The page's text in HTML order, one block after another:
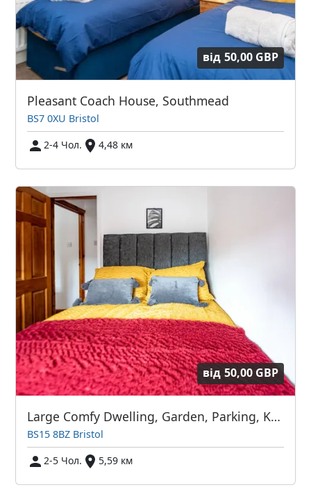
від 50,00 GBP
Pleasant Coach House, Southmead
BS7 0XU Bristol
2-4 Чол.
4,48 км
від 50,00 GBP
Large Comfy Dwelling, Garden, Parking, Kingswood
BS15 8BZ Bristol
2-5 Чол.
5,59 км